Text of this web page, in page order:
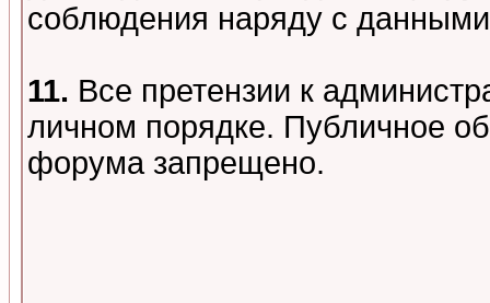
соблюдения наряду с
11. Все претензии к
личном порядке. Публичное
форума запрещено.